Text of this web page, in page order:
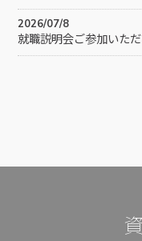
2026/07/8
就職説明会ご参加いた